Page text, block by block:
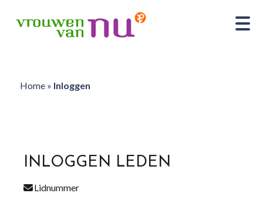
Home» Inloggen
INLOGGEN LEDEN
Lidnummer